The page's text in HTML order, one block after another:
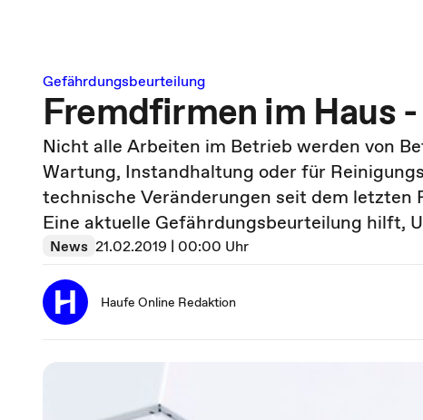
Gefährdungsbeurteilung
Fremdfirmen im Haus
Nicht alle Arbeiten im Betrieb werden von
Wartung, Instandhaltung oder für
technische Veränderungen seit dem letzten
Eine aktuelle Gefährdungsbeurteilung hilft,
News 21.02.2019 | 00:00 Uhr
Haufe Online Redaktion